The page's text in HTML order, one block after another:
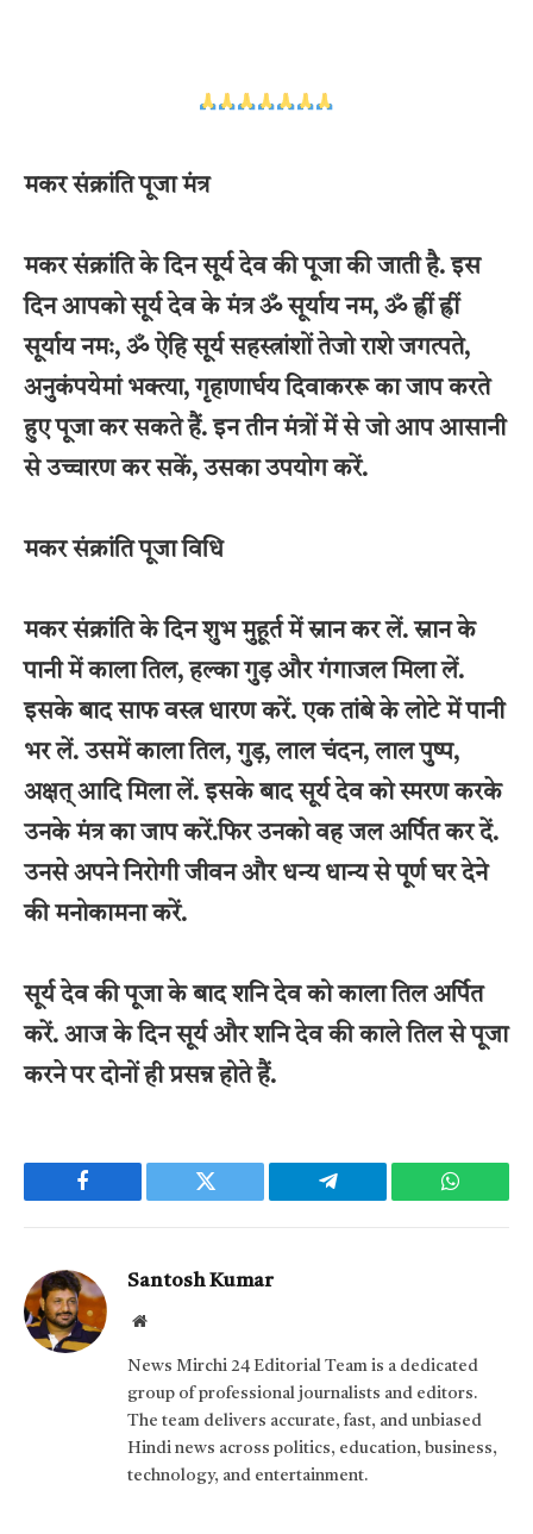
मकर संक्रांति पूजा मंत्र
मकर संक्रांति के दिन सूर्य देव की पूजा की जाती है. इस
दिन आपको सूर्य देव के मंत्र ॐ सूर्याय नम, ॐ ह्रीं ह्रीं
सूर्याय नमः, ॐ ऐहि सूर्य सहस्त्रांशों तेजो राशे जगत्पते,
अनुकंपयेमां भक्त्या, गृहाणार्घय दिवाकररू का जाप करते
हुए पूजा कर सकते हैं. इन तीन मंत्रों में से जो आप आसानी
से उच्चारण कर सकें, उसका उपयोग करें.
मकर संक्रांति पूजा विधि
मकर संक्रांति के दिन शुभ मुहूर्त में स्नान कर लें. स्नान के
पानी में काला तिल, हल्का गुड़ और गंगाजल मिला लें.
इसके बाद साफ वस्त्र धारण करें. एक तांबे के लोटे में पानी
भर लें. उसमें काला तिल, गुड़, लाल चंदन, लाल पुष्प,
अक्षत् आदि मिला लें. इसके बाद सूर्य देव को स्मरण करके
उनके मंत्र का जाप करें.फिर उनको वह जल अर्पित कर दें.
उनसे अपने निरोगी जीवन और धन्य धान्य से पूर्ण घर देने
की मनोकामना करें.
सूर्य देव की पूजा के बाद शनि देव को काला तिल अर्पित
करें. आज के दिन सूर्य और शनि देव की काले तिल से पूजा
करने पर दोनों ही प्रसन्न होते हैं.
Facebook Twitter Telegram
Santosh Kumar
Website
News Mirchi 24 Editorial Team is a dedicated
group of professional journalists and editors.
The team delivers accurate, fast, and unbiased
Hindi news across politics, education, business,
technology, and entertainment.